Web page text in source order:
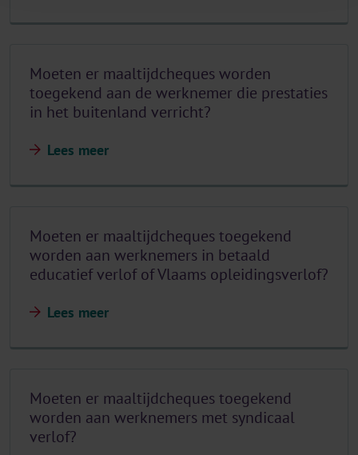
Moeten er maaltijdcheques worden
toegekend aan de werknemer die prestaties
in het buitenland verricht?
Lees meer
Moeten er maaltijdcheques toegekend
worden aan werknemers in betaald
educatief verlof of Vlaams opleidingsverlof?
Lees meer
Moeten er maaltijdcheques toegekend
worden aan werknemers met syndicaal
verlof?